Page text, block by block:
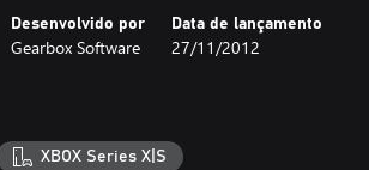
Desenvolvido por
Gearbox Software
Data de lançamento
27/11/2012
XBOX Series X|S